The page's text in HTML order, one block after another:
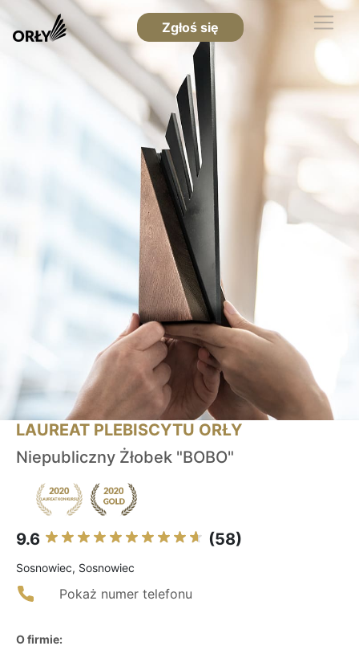
Zgłoś się
LAUREAT PLEBISCYTU ORŁY
Niepubliczny Żłobek "BOBO"
9.6 (58)
Sosnowiec, Sosnowiec
Pokaż numer telefonu
O firmie: